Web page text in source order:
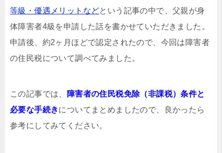
等級・優遇メリットなどという記事の中で、父親が身
体障害者4級を申請した話を書かせていただきました。
申請後、約2ヶ月ほどで認定されたので、今回は障害者
の住民税について調べてみました。
この記事では、
障害者の住民税免除（非課税）条件と
必要な手続きについてまとめましたので、良かったら
参考にしてみてください。